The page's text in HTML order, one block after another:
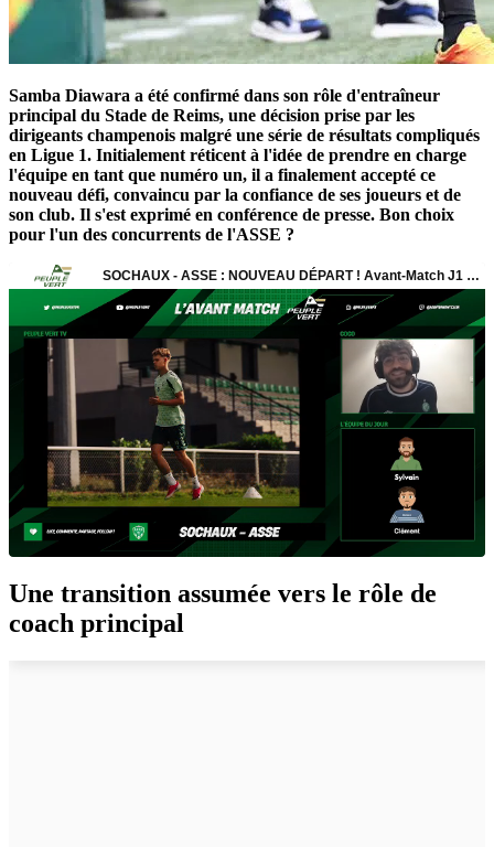
Samba Diawara a été confirmé dans son rôle d'entraîneur
principal du Stade de Reims, une décision prise par les
dirigeants champenois malgré une série de résultats compliqués
en Ligue 1. Initialement réticent à l'idée de prendre en charge
l'équipe en tant que numéro un, il a finalement accepté ce
nouveau défi, convaincu par la confiance de ses joueurs et de
son club. Il s'est exprimé en conférence de presse. Bon choix
pour l'un des concurrents de l'ASSE ?
Une transition assumée vers le rôle de
coach principal